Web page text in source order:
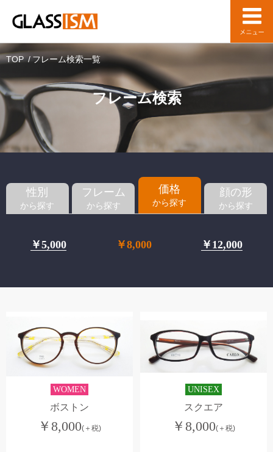
フレーム検索
TOP フレーム検索一覧
性別
から探す
フレーム
から探す
価格
から探す
顔の形
から探す
￥5,000 ￥8,000 ￥12,000
WOMEN
ボストン
￥ 8,000(＋税)
UNISEX
スクエア
￥ 8,000(＋税)